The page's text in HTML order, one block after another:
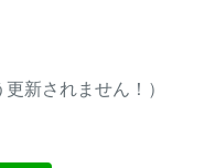
新されません！）